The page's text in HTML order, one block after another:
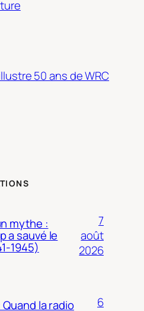
50 ans de WRC
mythe :
a sauvé le
1945)
7
août
2026
la radio
6